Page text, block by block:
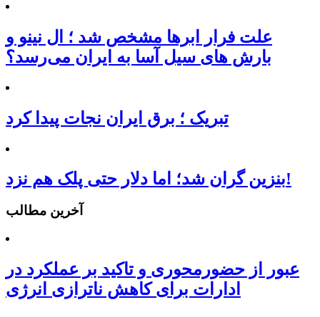
علت فرار ابرها مشخص شد ؛ ال نینو و
بارش های سیل آسا به ایران می‌رسد؟
تبریک ؛ برق ایران نجات پیدا کرد
بنزین گران شد؛ اما دلار حتی پلک هم نزد!
آخرین مطالب
عبور از حضورمحوری و تاکید بر عملکرد در
ادارات برای کاهش ناترازی انرژی